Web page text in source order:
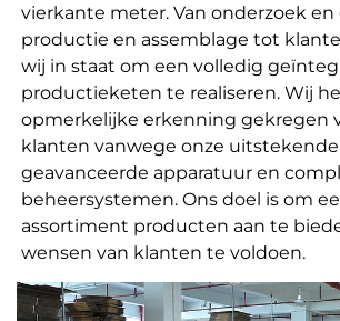
vierkante meter. Van onderzoek
productie en assemblage tot
wij in staat om een volledig
productieketen te realiseren. Wij
opmerkelijke erkenning gekregen
klanten vanwege onze
geavanceerde apparatuur en
beheersystemen. Ons doel is om
assortiment producten aan te
wensen van klanten te voldoen.